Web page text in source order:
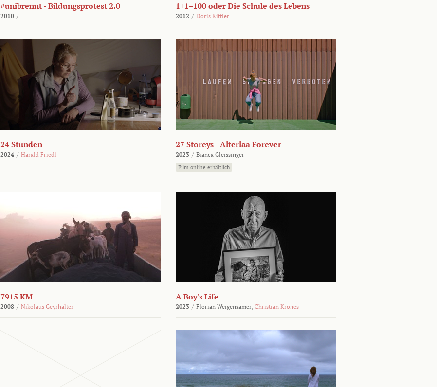
#unibrennt - Bildungsprotest 2.0
2010 /
1+1=100 oder Die Schule des Lebens
2012 / Doris Kittler
24 Stunden
2024 / Harald Friedl
27 Storeys - Alterlaa Forever
2023 / Bianca Gleissinger
Film online erhältlich
7915 KM
2008 / Nikolaus Geyrhalter
A Boy's Life
2023 / Florian Weigensamer, Christian Krönes